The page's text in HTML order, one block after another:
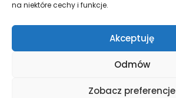
na niektóre cechy i funkcje.
Akceptuję
Odmów
Zobacz preferencje